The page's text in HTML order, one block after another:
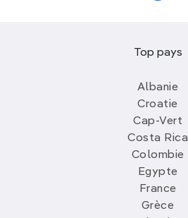
Top pays
Albanie
Croatie
Cap-Vert
Costa Rica
Colombie
Egypte
France
Grèce